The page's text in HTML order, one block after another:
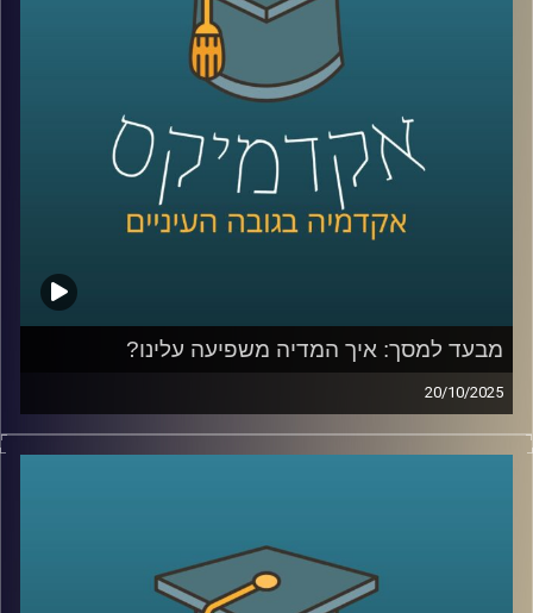
פערים חברתיים ואתגרי משילות. היום ננסה להבין אם זו יציבות
אמיתית או מיתוס, ומה המשמעות שלה לישראל.
נמצא איתנו השגריר ד״ר חיים קורן מבית הספר לאודר לממשל,
דיפלומטיה ואסטרטגיה באוניברסיטת רייכמן, לשעבר שגריר
ישראל במצרים ובדרום סודן.
קרדיט תמונות:AudioVersity
מבעד למסך: איך המדיה משפיעה עלינו?
20/10/2025
בפרק של היום היום נבחן איך מדיה מעצבת רגשות, עמדות
והרגלים של צעירים (ומבוגרים), עם דגש על דימוי גוף, מיניות,
סמי עופר לתקשורת וחוקרת תכני והשפעות מדיה, זוכת מענקי
אז מה מראים המחקרים האמפיריים, אילו תהליכים קוגניטיביים